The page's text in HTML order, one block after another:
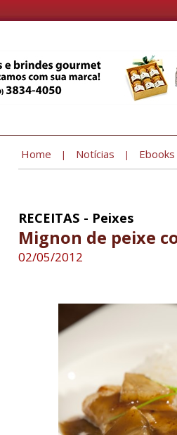
Home | Notícias | Ebooks
RECEITAS - Peixes
Mignon de peixe
02/05/2012